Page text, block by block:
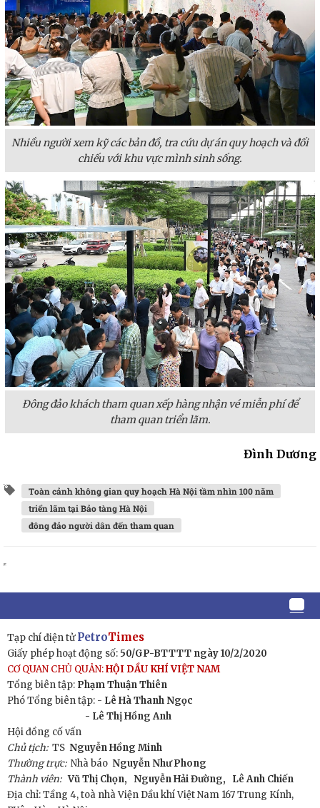
Nhiều người xem kỹ các bản đồ, tra cứu dự án quy hoạch và đối
chiếu với khu vực mình sinh sống.
Đông đảo khách tham quan xếp hàng nhận vé miễn phí để
tham quan triển lãm.
Đình Dương
Toàn cảnh không gian quy hoạch Hà Nội tầm nhìn 100 năm
triển lãm tại Bảo tàng Hà Nội
đông đảo người dân đến tham quan
Tạp chí điện tửPetroTimes
Giấy phép hoạt động số: 50/GP-BTTTT ngày 10/2/2020
CƠ QUAN CHỦ QUẢN:HỘI DẦU KHÍ VIỆT NAM
Tổng biên tập: Phạm Thuận Thiên
Phó Tổng biên tập: - Lê Hà Thanh Ngọc
- Lê Thị Hồng Anh
Hội đồng cố vấn
Chủ tịch:TS Nguyễn Hồng Minh
Thường trực: Nhà báo Nguyễn Như Phong
Thành viên: Vũ Thị Chọn, Nguyễn Hải Đường,
Lê Anh Chiến
Địa chỉ: Tầng 4, toà nhà Viện Dầu khí Việt Nam 167 Trung Kính,